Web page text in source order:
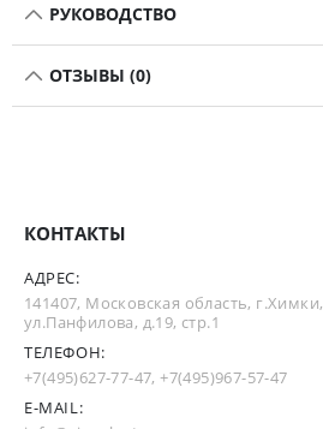
РУКОВОДСТВО
ОТЗЫВЫ (0)
КОНТАКТЫ
АДРЕС:
141407, Московская область, г.Химки,
ул.Панфилова, д.19, стр.1
ТЕЛЕФОН:
+7(495)627-77-47,+7(495)967-57-47
E-MAIL: